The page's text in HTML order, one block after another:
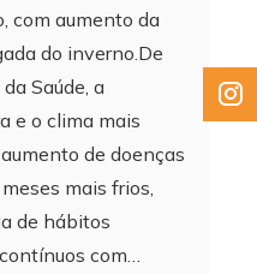
com aumento da
do inverno.De
Saúde, a
e o clima mais
de doenças
mais frios,
de hábitos
com…